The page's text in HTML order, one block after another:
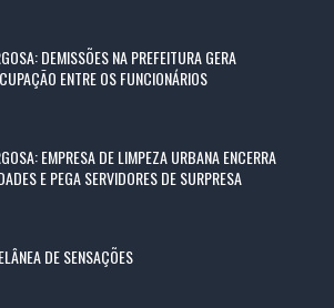
DEMISSÕES NA PREFEITURA GERA
ENTRE OS FUNCIONÁRIOS
EMPRESA DE LIMPEZA URBANA ENCERRA
E PEGA SERVIDORES DE SURPRESA
DE SENSAÇÕES